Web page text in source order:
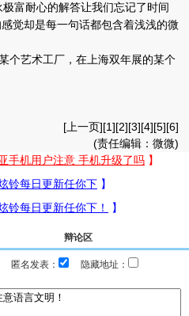
富耐心的解答让我们忘记了时间
觉却是每一句话都包含着浅浅的微
个艺术工厂，在上海双年展的某个
[ 上一页][1][2][3][4][5][6]
(责任编辑：微微)
辩论区
匿名发表：
隐藏地址：